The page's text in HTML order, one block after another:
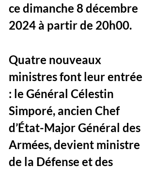
ce dimanche 8 décembre
2024 à partir de 20h00.
Quatre nouveaux
ministres font leur entrée
: le Général Célestin
Simporé, ancien Chef
d’État-Major Général des
Armées, devient ministre
de la Défense et des